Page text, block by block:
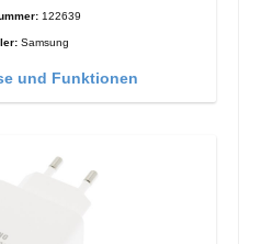
122639
Samsung
und Funktionen